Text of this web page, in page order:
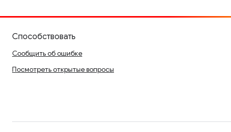
Способствовать
Сообщить об ошибке
Посмотреть открытые вопросы